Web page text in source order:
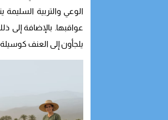
الوعي والتربية
عواقبها. بالإضافة إلى
يلجأون إلى العنف